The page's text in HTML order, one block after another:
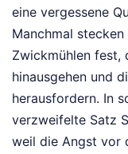
eine vergessene
Manchmal
Zwickmühlen fest,
hinausgehen und
herausfordern. In
verzweifelte Satz
weil die Angst vor